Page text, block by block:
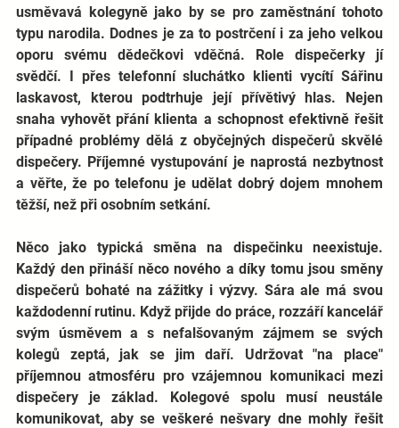
usměvavá kolegyně jako by se pro zaměstnání tohoto
typu narodila. Dodnes je za to postrčení i za jeho velkou
oporu svému dědečkovi vděčná. Role dispečerky jí
svědčí. I přes telefonní sluchátko klienti vycítí Sářinu
laskavost, kterou podtrhuje její přívětivý hlas. Nejen
snaha vyhovět přání klienta a schopnost efektivně řešit
případné problémy dělá z obyčejných dispečerů skvělé
dispečery. Příjemné vystupování je naprostá nezbytnost
a věřte, že po telefonu je udělat dobrý dojem mnohem
těžší, než při osobním setkání.
Něco jako typická směna na dispečinku neexistuje.
Každý den přináší něco nového a díky tomu jsou směny
dispečerů bohaté na zážitky i výzvy. Sára ale má svou
každodenní rutinu. Když přijde do práce, rozzáří kancelář
svým úsměvem a s nefalšovaným zájmem se svých
kolegů zeptá, jak se jim daří. Udržovat "na place"
příjemnou atmosféru pro vzájemnou komunikaci mezi
dispečery je základ. Kolegové spolu musí neustále
komunikovat, aby se veškeré nešvary dne mohly řešit